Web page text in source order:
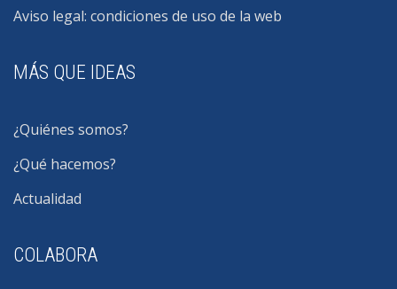
Aviso legal: condiciones de uso de la web
MÁS QUE IDEAS
¿Quiénes somos?
¿Qué hacemos?
Actualidad
COLABORA